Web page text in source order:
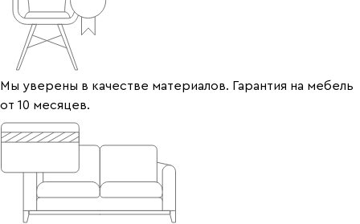
Мы уверены в качестве материалов. Гарантия на мебель
от 10 месяцев.